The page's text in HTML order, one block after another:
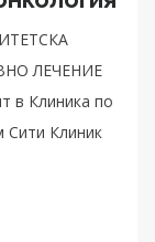
ЛЕЧЕНИЕ
в Клиника по
Сити Клиник